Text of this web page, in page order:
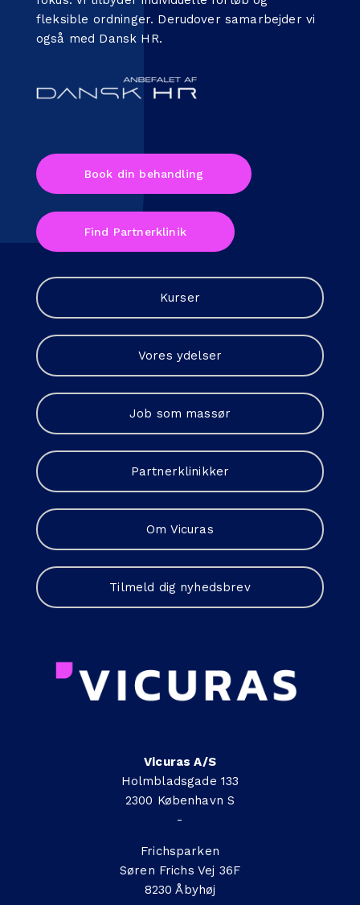
fleksible ordninger. Derudover samarbejder vi
også med Dansk HR.
Book din behandling
Find Partnerklinik
Kurser
Vores ydelser
Job som massør
Partnerklinikker
Om Vicuras
Tilmeld dig nyhedsbrev
Vicuras A/S
Holmbladsgade 133
2300 København S
-
Frichsparken
Søren Frichs Vej 36F
8230 Åbyhøj